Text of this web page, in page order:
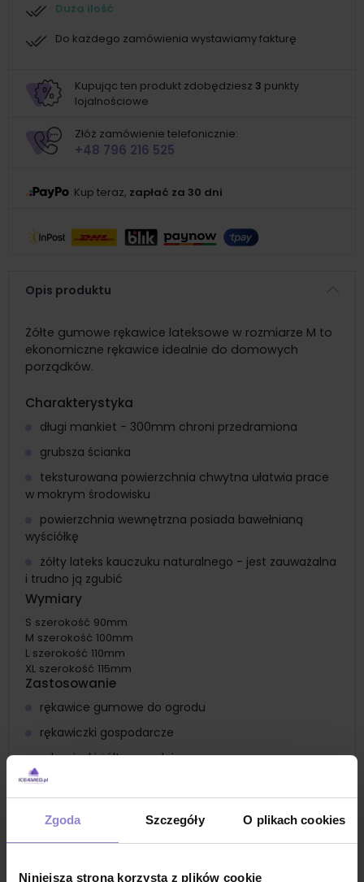
Zgoda Szczegóły O plikach cookies
Niniejsza strona korzysta z plików cookie
Duża ilość
Do każdego zamówienia wystawiamy fakturę
Kupując ten produkt zdobędziesz 3 punkty
lojalnościowe
Złóż zamówienie telefonicznie:
+48 796 216 525
Kup teraz, zapłać za 30 dni
Opis produktu
Żółte gumowe rękawice lateksowe w rozmiarze M to
ekonomiczne rękawice idealnie do domowych
porządków.
Charakterystyka
długi mankiet - 300mm chroni przedramiona
grubsza ścianka
teksturowana powierzchnia chwytna ułatwia prace
w mokrym środowisku
powierzchnia wewnętrzna posiada bawełnianą
wyściółkę
żółty lateks kauczuku naturalnego - jest zauważalna
i trudno ją zgubić
Wymiary
S szerokość 90mm
M szerokość 100mm
L szerokość 110mm
XL szerokość 115mm
Zastosowanie
rękawice gumowe do ogrodu
rękawiczki gospodarcze
rękawiczki żółte ogrodnicze
rękawiczki żółte dla lepszej widoczności wsród roślin
rękawice gumowe do prac higieniczno-sanitarnych